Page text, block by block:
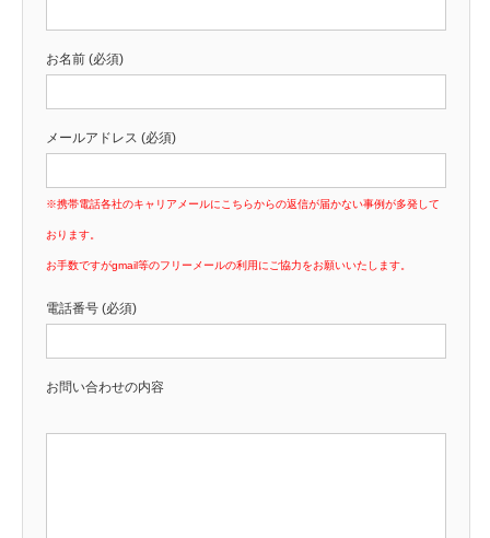
お名前 (必須)
メールアドレス (必須)
※携帯電話各社のキャリアメールにこちらからの返信が届かない事例が多発して
おります。
お手数ですがgmail等のフリーメールの利用にご協力をお願いいたします。
電話番号 (必須)
お問い合わせの内容